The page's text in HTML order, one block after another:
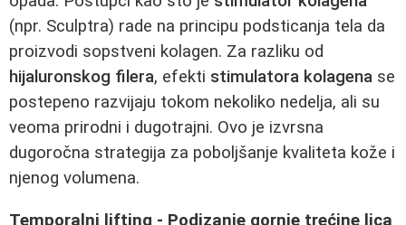
(npr. Sculptra) rade na principu podsticanja tela da
proizvodi sopstveni kolagen. Za razliku od
hijaluronskog filera, efekti stimulatora kolagena se
postepeno razvijaju tokom nekoliko nedelja, ali su
veoma prirodni i dugotrajni. Ovo je izvrsna
dugoročna strategija za poboljšanje kvaliteta kože i
njenog volumena.
Temporalni lifting - Podizanje gornje trećine lica